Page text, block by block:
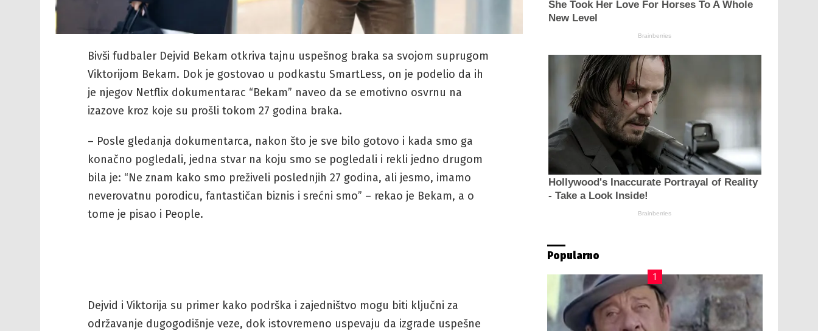
Bivši fudbaler Dejvid Bekam otkriva tajnu uspešnog braka sa svojom suprugom
Viktorijom Bekam. Dok je gostovao u podkastu SmartLess, on je podelio da ih
je njegov Netflix dokumentarac “Bekam” naveo da se emotivno osvrnu na
izazove kroz koje su prošli tokom 27 godina braka.
– Posle gledanja dokumentarca, nakon što je sve bilo gotovo i kada smo ga
konačno pogledali, jedna stvar na koju smo se pogledali i rekli jedno drugom
bila je: “Ne znam kako smo preživeli poslednjih 27 godina, ali jesmo, imamo
neverovatnu porodicu, fantastičan biznis i srećni smo” – rekao je Bekam, a o
tome je pisao i People.
Dejvid i Viktorija su primer kako podrška i zajedništvo mogu biti ključni za
održavanje dugogodišnje veze, dok istovremeno uspevaju da izgrade uspešne
Popularno